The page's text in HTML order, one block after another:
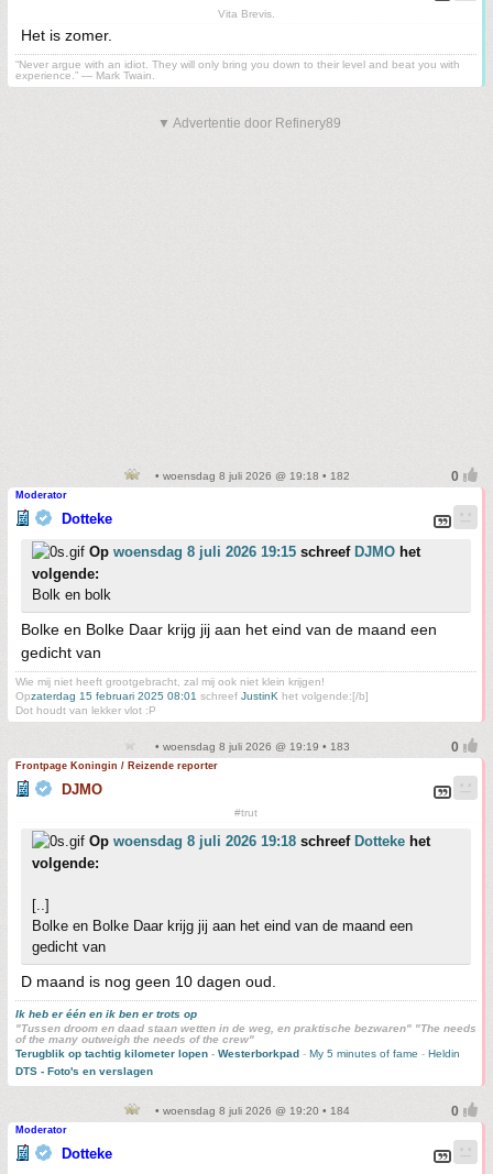
Vita Brevis.
Het is zomer.
“Never argue with an idiot. They will only bring you down to their level and beat you with
experience.” ― Mark Twain.
▼ Advertentie door Refinery89
• woensdag 8 juli 2026 @ 19:18 • 182
Moderator
Dotteke
Op woensdag 8 juli 2026 19:15 schreef DJMO het
volgende:
Bolk en bolk
Bolke en Bolke Daar krijg jij aan het eind van de maand een
gedicht van
Wie mij niet heeft grootgebracht, zal mij ook niet klein krijgen!
Opzaterdag 15 februari 2025 08:01 schreef JustinK het volgende:[/b]
Dot houdt van lekker vlot :P
• woensdag 8 juli 2026 @ 19:19 • 183
Frontpage Koningin / Reizende reporter
DJMO
#trut
Op woensdag 8 juli 2026 19:18 schreef Dotteke het
volgende:
[..]
Bolke en Bolke Daar krijg jij aan het eind van de maand een
gedicht van
D maand is nog geen 10 dagen oud.
Ik heb er één en ik ben er trots op
"Tussen droom en daad staan wetten in de weg, en praktische bezwaren" "The needs
of the many outweigh the needs of the crew"
Terugblik op tachtig kilometer lopen - Westerborkpad - My 5 minutes of fame - Heldin
DTS - Foto's en verslagen
• woensdag 8 juli 2026 @ 19:20 • 184
Moderator
Dotteke